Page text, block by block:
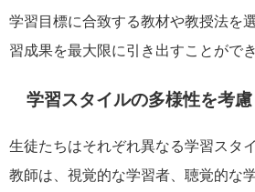
学習目標に合致する教材や教授法を
習成果を最大限に引き出すことができ
学習スタイルの多様性を考慮
生徒たちはそれぞれ異なる学習スタ
教師は、視覚的な学習者、聴覚的な